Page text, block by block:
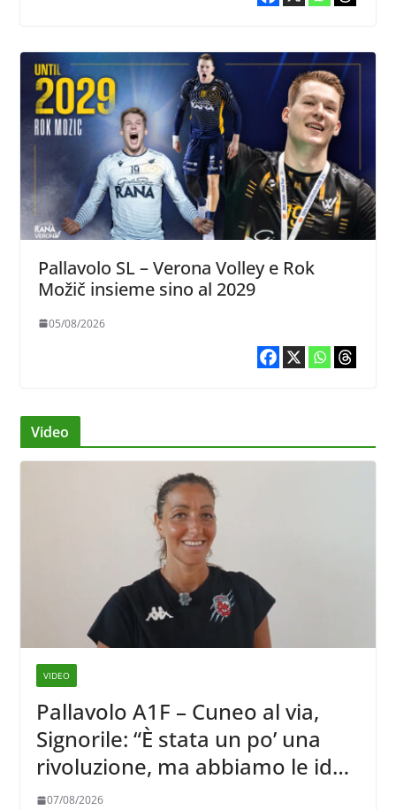
Pallavolo SL – Verona Volley e Rok
Možič insieme sino al 2029
05/08/2026
Video
VIDEO
Pallavolo A1F – Cuneo al via,
Signorile: “È stata un po’ una
rivoluzione, ma abbiamo le idee
chiare siu cosa vogliamo fare”
07/08/2026